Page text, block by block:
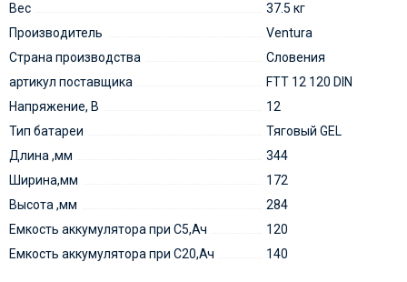
Вес
37.5 кг
Производитель
Ventura
Страна производства
Словения
артикул поставщика
FTT 12 120 DIN
Напряжение, В
12
Тип батареи
Тяговый GEL
Длина ,мм
344
Ширина,мм
172
Высота ,мм
284
Емкость аккумулятора при С5,Ач
120
Емкость аккумулятора при C20,Ач
140